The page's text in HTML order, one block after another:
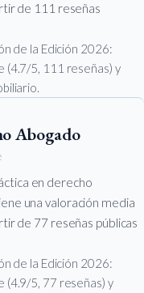
de 111 reseñas
de la Edición 2026:
(4.7/5, 111 reseñas) y
Abogado
en derecho
una valoración media
de 77 reseñas públicas
de la Edición 2026:
(4.9/5, 77 reseñas) y